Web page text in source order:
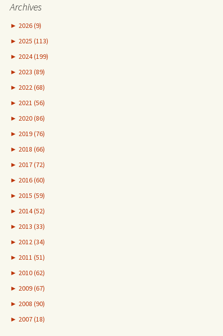
Archives
► 2026 (9)
► 2025 (113)
► 2024 (199)
► 2023 (89)
► 2022 (68)
► 2021 (56)
► 2020 (86)
► 2019 (76)
► 2018 (66)
► 2017 (72)
► 2016 (60)
► 2015 (59)
► 2014 (52)
► 2013 (33)
► 2012 (34)
► 2011 (51)
► 2010 (62)
► 2009 (67)
► 2008 (90)
► 2007 (18)